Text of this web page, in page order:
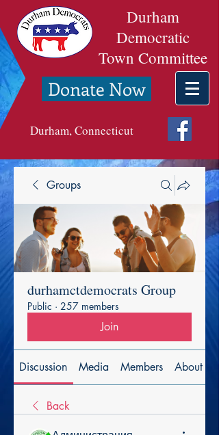
Durham
Democratic
Town Committee
Donate Now
Durham, Connecticut
Groups
durhamctdemocrats Group
Public · 257 members
Join
Discussion Media Members About
Back